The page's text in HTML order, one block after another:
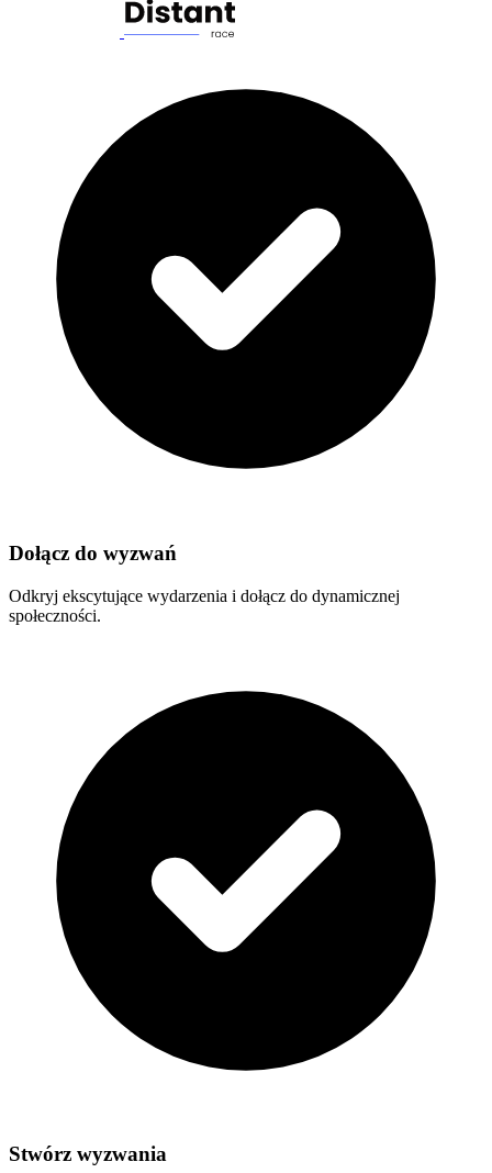
Dołącz do wyzwań
Odkryj ekscytujące wydarzenia i dołącz do dynamicznej
społeczności.
Stwórz wyzwania